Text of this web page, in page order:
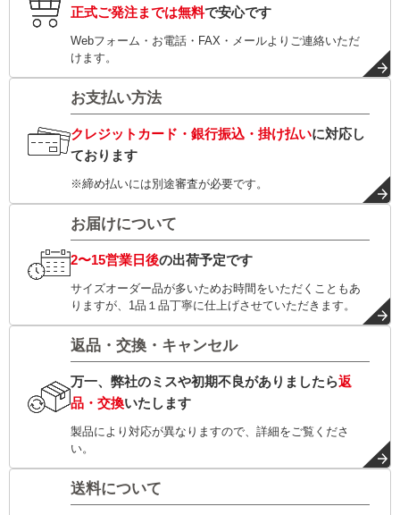
正式ご発注までは無料で安心です
Webフォーム・お電話・FAX・メールよりご連絡いただ
けます。
お支払い方法
クレジットカード・銀行振込・掛け払いに対応し
ております
※締め払いには別途審査が必要です。
お届けについて
2〜15営業日後の出荷予定です
サイズオーダー品が多いためお時間をいただくこともあ
りますが、1品１品丁寧に仕上げさせていただきます。
返品・交換・キャンセル
万一、弊社のミスや初期不良がありましたら返
品・交換いたします
製品により対応が異なりますので、詳細をご覧くださ
い。
送料について